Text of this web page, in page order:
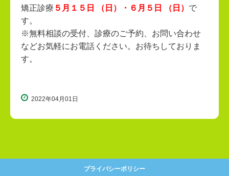
矯正診療 ５月１５日 （日）・６月５日 （日） で
す。
※無料相談の受付、診療のご予約、お問い合わせ
などお気軽にお電話ください。お待ちしておりま
す。
2022年04月01日
プライバシーポリシー